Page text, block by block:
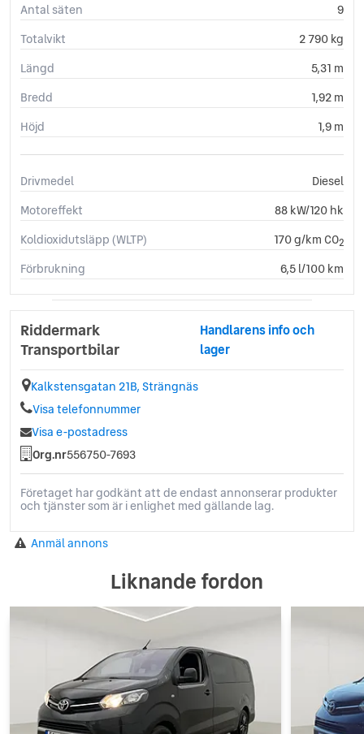
Antal säten
9
Totalvikt
2 790 kg
Längd
5,31 m
Bredd
1,92 m
Höjd
1,9 m
Drivmedel
Diesel
Motoreffekt
88 kW/120 hk
Koldioxidutsläpp (WLTP)
170 g/km CO2
Förbrukning 6,5 l/100 km
Riddermark
Transportbilar
Handlarens info och
lager
Kalkstensgatan 21B, Strängnäs
Visa telefonnummer
Visa e-postadress
Org.nr556750-7693
Företaget har godkänt att de endast annonserar produkter
och tjänster som är i enlighet med gällande lag.
Anmäl annons
Liknande fordon